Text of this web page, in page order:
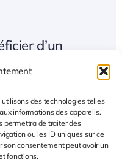
des technologies telles
informations des appareils.
permettra de traiter des
ou les ID uniques sur ce
son consentement peut avoir un
fonctions.
d’un
parties